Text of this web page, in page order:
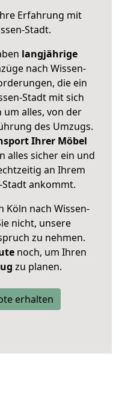
Erfahrung mit
Stadt.
langjährige
nach Wissen-
die ein
Stadt mit sich
alles, von der
des Umzugs.
Ihrer Möbel
alles sicher ein und
an Ihrem
ankommt.
Köln nach Wissen-
nicht, unsere
zu nehmen.
noch, um Ihren
zu planen.
erhalten